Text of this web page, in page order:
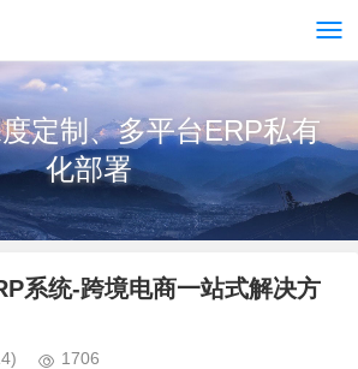
定制、多平台ERP私有
化部署
系统-跨境电商一站式解决方
1706